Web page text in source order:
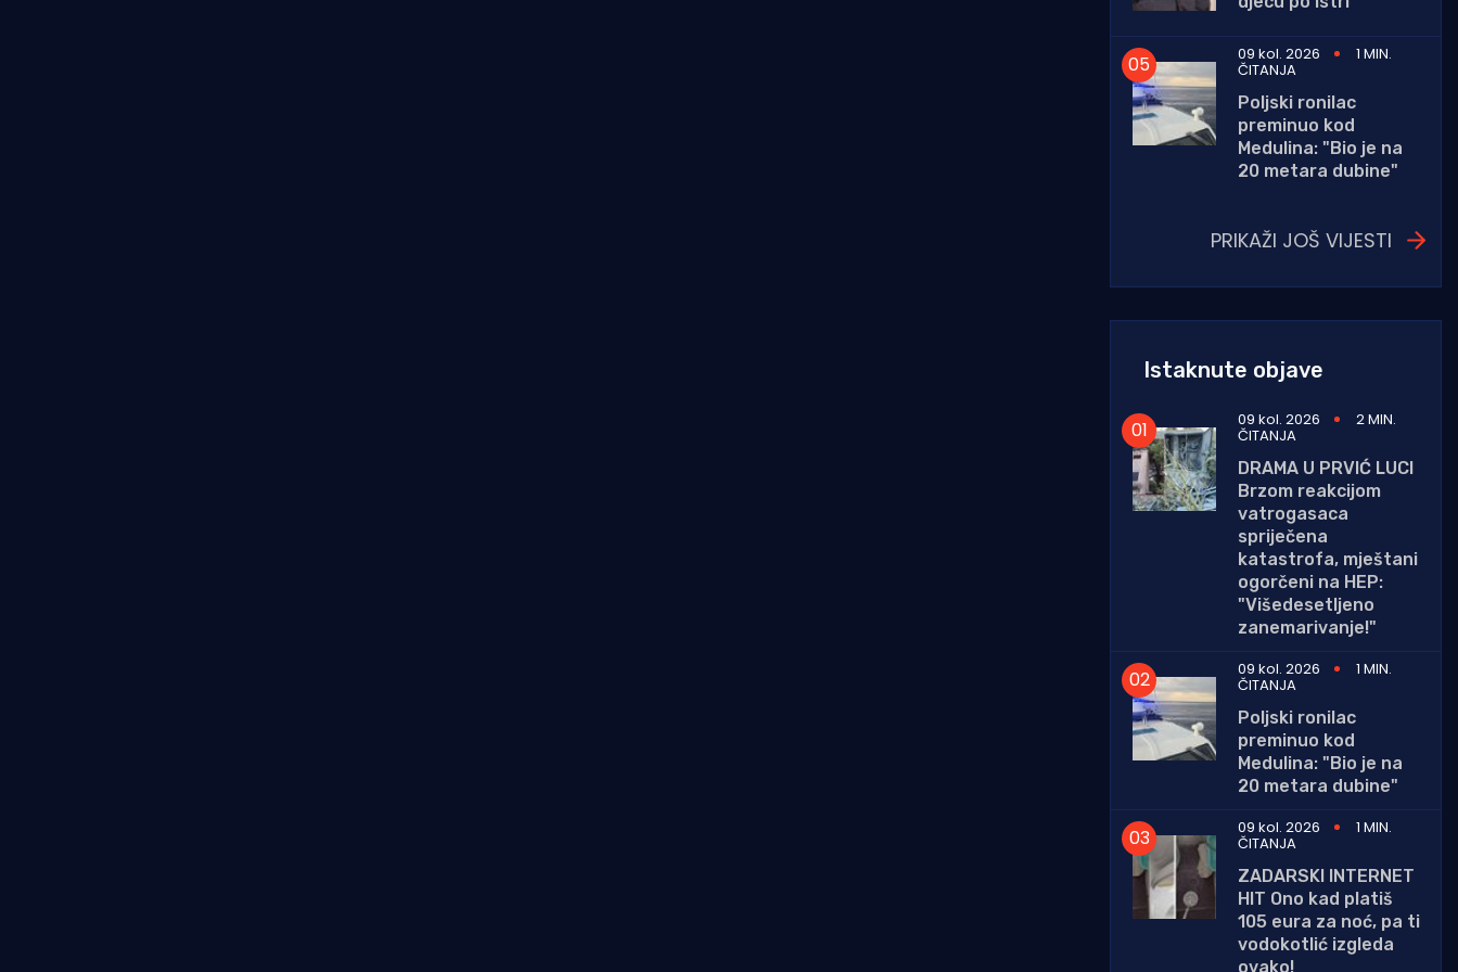
09 kol. 2026 1 MIN.
ČITANJA
Poljski ronilac
preminuo kod
Medulina: "Bio je na
20 metara dubine"
PRIKAŽI JOŠ VIJESTI
Istaknute objave
09 kol. 2026 2 MIN.
ČITANJA
DRAMA U PRVIĆ LUCI
Brzom reakcijom
vatrogasaca
spriječena
katastrofa, mještani
ogorčeni na HEP:
"Višedesetljeno
zanemarivanje!"
09 kol. 2026
1 MIN.
ČITANJA
Poljski ronilac
preminuo kod
Medulina: "Bio je na
20 metara dubine"
09 kol. 2026
1 MIN.
ČITANJA
ZADARSKI INTERNET
HIT Ono kad platiš
105 eura za noć, pa ti
vodokotlić izgleda
ovako!